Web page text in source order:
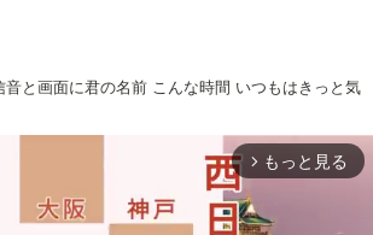
と画面に君の名前 こんな時間 いつもはきっと気
arrow_forward_ios もっと見る